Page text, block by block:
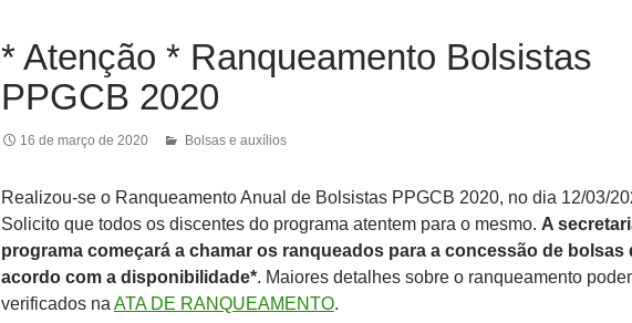
* Atenção * Ranqueamento Bolsistas
PPGCB 2020
16 de março de 2020 Bolsas e auxílios
Realizou-se o Ranqueamento Anual de Bolsistas PPGCB 2020, no dia 12/03/
Solicito que todos os discentes do programa atentem para o mesmo. A
programa começará a chamar os ranqueados para a concessão de bolsas
acordo com a disponibilidade*. Maiores detalhes sobre o ranqueamento
verificados na ATA DE RANQUEAMENTO.